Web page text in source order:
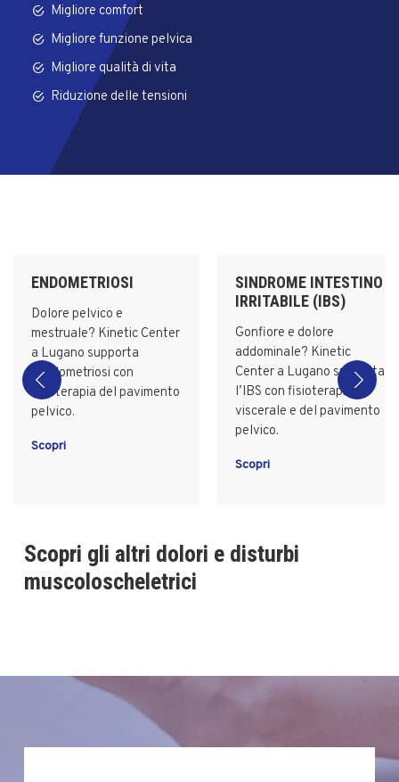
Migliore comfort
Migliore funzione pelvica
Migliore qualità di vita
Riduzione delle tensioni
ENDOMETRIOSI
Dolore pelvico e
mestruale? Kinetic Center
a Lugano supporta
l’endometriosi con
fisioterapia del pavimento
pelvico.
Scopri
SINDROME INTESTINO
IRRITABILE (IBS)
Gonfiore e dolore
addominale? Kinetic
Center a Lugano supporta
l’IBS con fisioterapia
viscerale e del pavimento
pelvico.
Scopri
Scopri gli altri dolori e disturbi
muscoloscheletrici